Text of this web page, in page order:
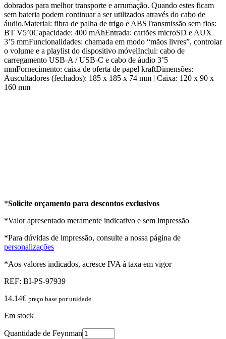
dobrados para melhor transporte e arrumação. Quando estes ficam
sem bateria podem continuar a ser utilizados através do cabo de
áudio.Material: fibra de palha de trigo e ABSTransmissão sem fios:
BT V5’0Capacidade: 400 mAhEntrada: cartões microSD e AUX
3’5 mmFuncionalidades: chamada em modo “mãos livres”, controlar
o volume e a playlist do dispositivo móvelInclui: cabo de
carregamento USB-A / USB-C e cabo de áudio 3’5
mmFornecimento: caixa de oferta de papel kraftDimensões:
Auscultadores (fechados): 185 x 185 x 74 mm | Caixa: 120 x 90 x
160 mm
*Solicite orçamento para descontos exclusivos
*Valor apresentado meramente indicativo e sem impressão
*Para dúvidas de impressão, consulte a nossa página de
personalizações
*Aos valores indicados, acresce IVA à taxa em vigor
REF: BI-PS-97939
14.14€ preço base por unidade
Em stock
Quantidade de Feynman